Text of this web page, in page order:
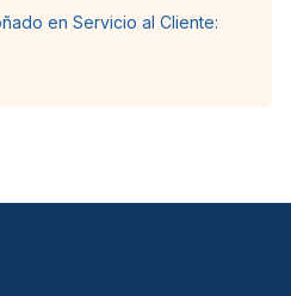
en Servicio al Cliente: